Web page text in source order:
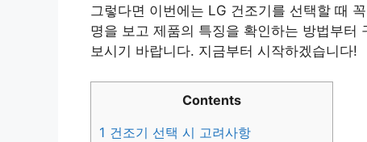
그렇다면 이번에는 LG 건조기를 선택할 때
명을 보고 제품의 특징을 확인하는 방법부터
보시기 바랍니다. 지금부터 시작하겠습니다!
Contents
1 건조기 선택 시 고려사항